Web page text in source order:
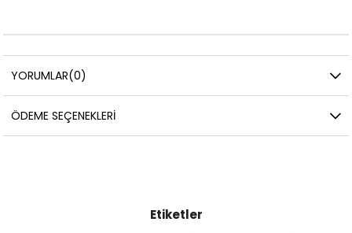
YORUMLAR(0)
ÖDEME SEÇENEKLERI
Etiketler